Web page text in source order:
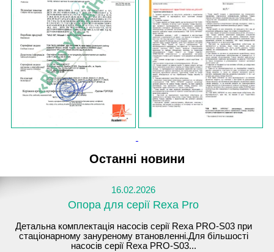
Останні новини
16.02.2026
Опора для серії Rexa Pro
Детальна комплектація насосів серії Rexa PRO-S03 при
стаціонарному зануреному втановленні.Для більшості
насосів серії Rexa PRO-S03...